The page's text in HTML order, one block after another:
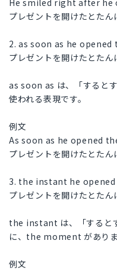
He smiled right after he
プレゼントを開けたとたん
2. as soon as he
プレゼントを開けたとたん
as soon as は、「すると
使われる表現です。
例文
As soon as he opened
プレゼントを開けたとたん
3. the instant he
プレゼントを開けたとたん
the instant は、「すると
に、the moment がありま
例文